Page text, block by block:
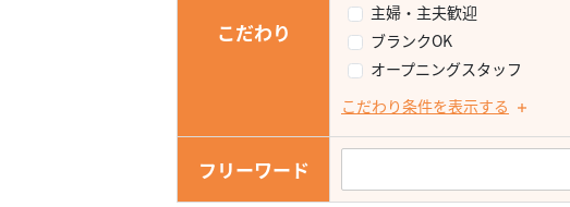
こだわり
主婦・主夫歓迎
ブランクOK
オープニングスタッフ
こだわり条件を表示する
フリーワード